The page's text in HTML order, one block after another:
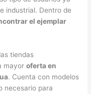
industrial. Dentro de
el ejemplar
tiendas
mayoroferta en
. Cuenta con modelos
necesario para